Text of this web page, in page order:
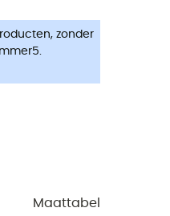
zonder
Maattabel